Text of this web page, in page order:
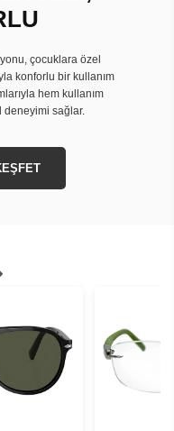
çocuklara özel
konforlu bir kullanım
hem kullanım
deneyimi sağlar.